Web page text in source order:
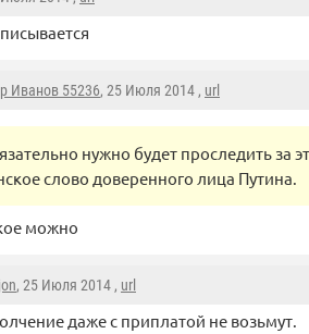
Иванов 55236, 25 Июля 2014 , url
нужно будет проследить за
слово доверенного лица Путина.
можно
, 25 Июля 2014 , url
даже с приплатой не возьмут.